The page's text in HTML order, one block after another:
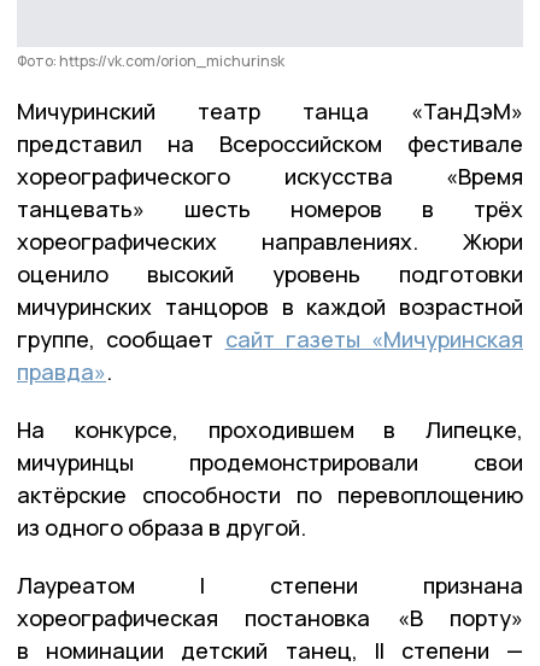
Фото: https://vk.com/orion_michurinsk
Мичуринский театр танца «ТанДэМ»
представил на Всероссийском фестивале
хореографического искусства «Время
танцевать» шесть номеров в трёх
хореографических направлениях. Жюри
оценило высокий уровень подготовки
мичуринских танцоров в каждой возрастной
группе, сообщает сайт газеты «Мичуринская
правда».
На конкурсе, проходившем в Липецке,
мичуринцы продемонстрировали свои
актёрские способности по перевоплощению
из одного образа в другой.
Лауреатом I степени признана
хореографическая постановка «В порту»
в номинации детский танец, II степени —